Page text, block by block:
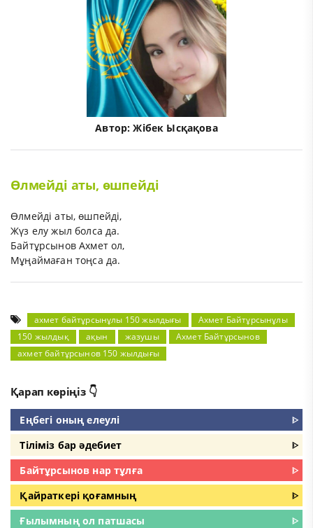
Автор:Жібек Ысқақова
Өлмейді аты, өшпейді
Өлмейді аты, өшпейді,
Жүз елу жыл болса да.
Байтұрсынов Ахмет ол,
Мұңаймаған тоңса да.
ахмет байтұрсынұлы 150 жылдығы
Ахмет Байтұрсынұлы
150 жылдық
ақын жазушы
Ахмет Байтұрсынов
ахмет байтұрсынов 150 жылдығы
Қарап көріңіз 👇
Еңбегі оның елеулі
ᐈ
Тіліміз бар әдебиет
ᐈ
Байтұрсынов нар тұлға
ᐈ
Қайраткері қоғамның
ᐈ
Ғылымның ол патшасы
ᐈ